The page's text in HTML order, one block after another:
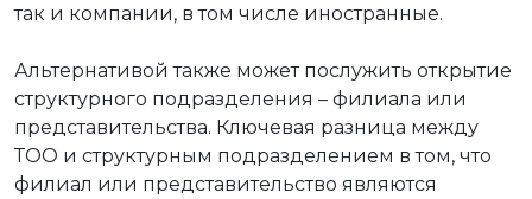
так и компании, в том числе иностранные.
Альтернативой также может послужить открытие
структурного подразделения – филиала или
представительства. Ключевая разница между
ТОО и структурным подразделением в том, что
филиал или представительство являются